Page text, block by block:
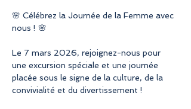
🌸 Célébrez la Journée de la Femme avec
nous ! 🌸
Le 7 mars 2026, rejoignez-nous pour
une excursion spéciale et une journée
placée sous le signe de la culture, de la
convivialité et du divertissement !